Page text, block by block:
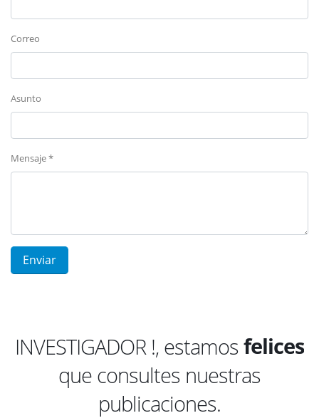
Correo
Asunto
Mensaje *
INVESTIGADOR !, estamos felices
que consultes nuestras
publicaciones.